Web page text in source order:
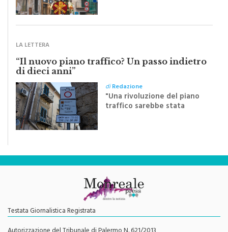
Festa del Santissimo
LA LETTERA
“Il nuovo piano traffico? Un passo indietro
di dieci anni”
diRedazione
"Una rivoluzione del piano
traffico sarebbe stata
Testata Giornalistica Registrata